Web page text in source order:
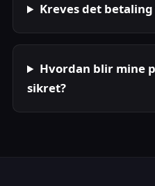
Kreves det
Hvordan blir mine
sikret?